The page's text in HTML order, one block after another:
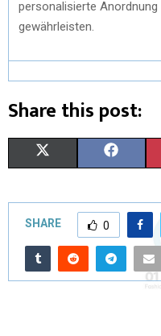
personalisierte
gewährleisten.
Share this post:
I
C
E
B
SHARE 0